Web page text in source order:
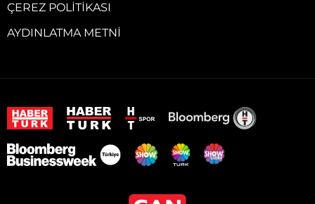
ÇEREZ POLITIKASI
AYDINLATMA METNI